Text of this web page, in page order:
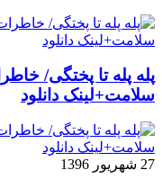
پله پله تا پختگی/
سلامت+لینک دانلود
27 شهریور 1396